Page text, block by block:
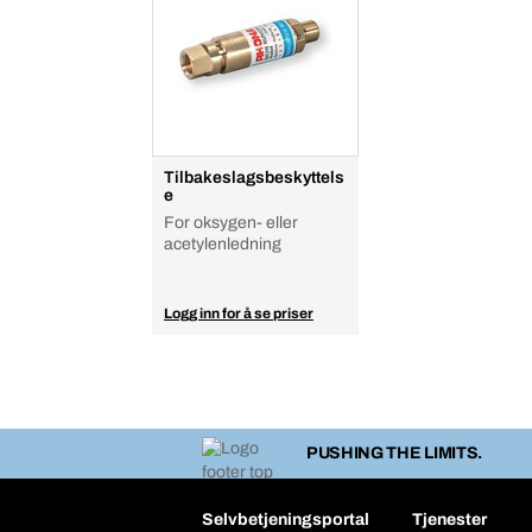
Tilbakeslagsbeskyttels
e
For oksygen- eller
acetylenledning
Logg inn for å se priser
PUSHING THE LIMITS.
Selvbetjeningsportal Tjenester